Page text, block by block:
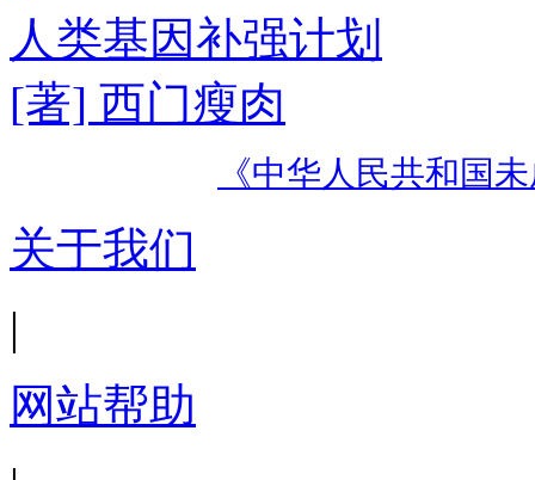
人类基因补强计划
[著] 西门瘦肉
《中华人民共和国
关于我们
|
网站帮助